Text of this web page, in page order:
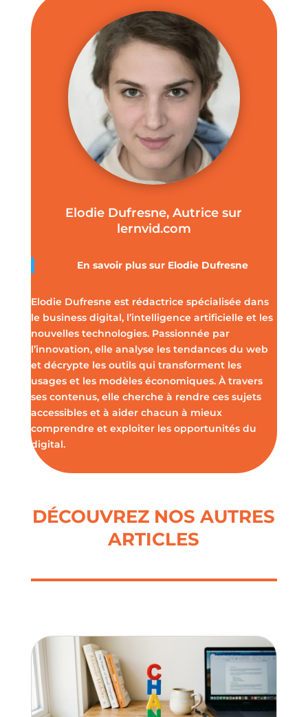
Elodie Dufresne, Autrice sur
lernvid.com
En savoir plus sur Elodie Dufresne
Elodie Dufresne est rédactrice spécialisée dans
le business digital, l’intelligence artificielle et les
nouvelles technologies. Passionnée par
l’innovation, elle analyse les tendances du web
et décrypte les outils qui transforment les
usages et les modèles économiques. À travers
ses contenus, elle cherche à rendre ces sujets
accessibles et à aider chacun à mieux
comprendre et exploiter les opportunités du
digital.
DÉCOUVREZ NOS AUTRES
ARTICLES